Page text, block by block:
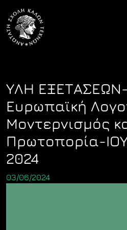
content
ΥΛΗ
Ευρωπαϊκή
Μοντερνισμός
Πρωτοπορία-
2024
03/06/2024